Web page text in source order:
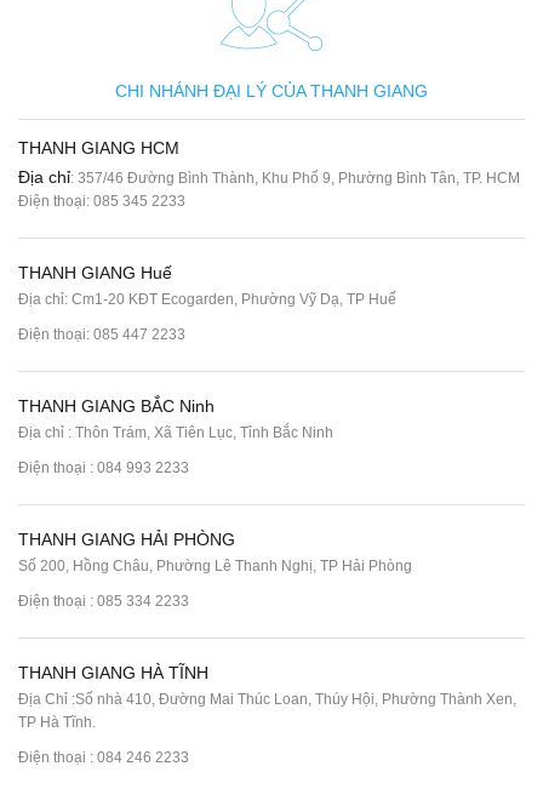
CHI NHÁNH ĐẠI LÝ CỦA THANH GIANG
THANH GIANG HCM
Địa chỉ: 357/46 Đường Bình Thành, Khu Phố 9, Phường Bình Tân, TP. HCM
Điện thoại: 085 345 2233
THANH GIANG Huế
Địa chỉ: Cm1-20 KĐT Ecogarden, Phường Vỹ Dạ, TP Huế
Điện thoại: 085 447 2233
THANH GIANG BẮC Ninh
Địa chỉ : Thôn Trám, Xã Tiên Lục, Tỉnh Bắc Ninh
Điện thoại : 084 993 2233
THANH GIANG HẢI PHÒNG
Số 200, Hồng Châu, Phường Lê Thanh Nghị, TP Hải Phòng
Điện thoại : 085 334 2233
THANH GIANG HÀ TĨNH
Địa Chỉ :Số nhà 410, Đường Mai Thúc Loan, Thúy Hội, Phường Thành Xen,
TP Hà Tĩnh.
Điện thoại : 084 246 2233